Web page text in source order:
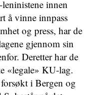
innen
å vinne innpass
og press, har de
gjennom sin
Deretter har de
«legale» KU-lag.
i Bergen og